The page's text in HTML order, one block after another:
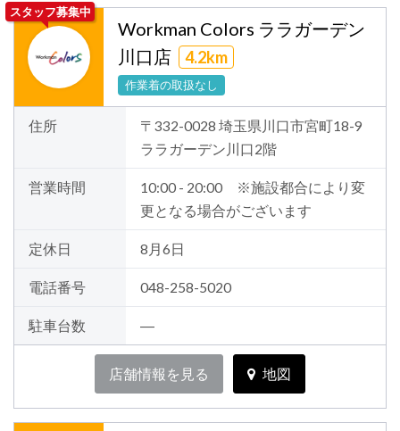
スタッフ募集中
Workman Colors ララガーデン
川口店
4.2km
作業着の取扱なし
住所
〒332-0028 埼玉県川口市宮町18-9
ララガーデン川口2階
営業時間
10:00 - 20:00 ※施設都合により変
更となる場合がございます
定休日 8月6日
電話番号 048-258-5020
駐車台数 ―
店舗情報を見る 地図